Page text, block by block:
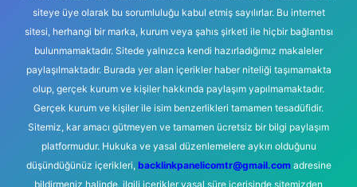
siteye üye olarak bu sorumluluğu kabul etmiş sayılırlar. Bu internet
sitesi, herhangi bir marka, kurum veya şahıs şirketi ile hiçbir bağlantısı
bulunmamaktadır. Sitede yalnızca kendi hazırladığımız makaleler
paylaşılmaktadır. Burada yer alan içerikler haber niteliği taşımamakta
olup, gerçek kurum ve kişiler hakkında paylaşım yapılmamaktadır.
Gerçek kurum ve kişiler ile isim benzerlikleri tamamen tesadüfidir.
Sitemiz, kar amacı gütmeyen ve tamamen ücretsiz bir bilgi paylaşım
platformudur. Hukuka ve yasal düzenlemelere aykırı olduğunu
düşündüğünüz içerikleri, backlinkpanelicomtr@gmail.comadresine
bildirmeniz halinde, ilgili içerikler yasal süre içerisinde sitemizden